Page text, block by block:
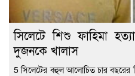
সিলেটে শিশু ফাহিমা
দুজনকে খালাস
5 সিলেটের বহুল আলোচিত চার বছরের